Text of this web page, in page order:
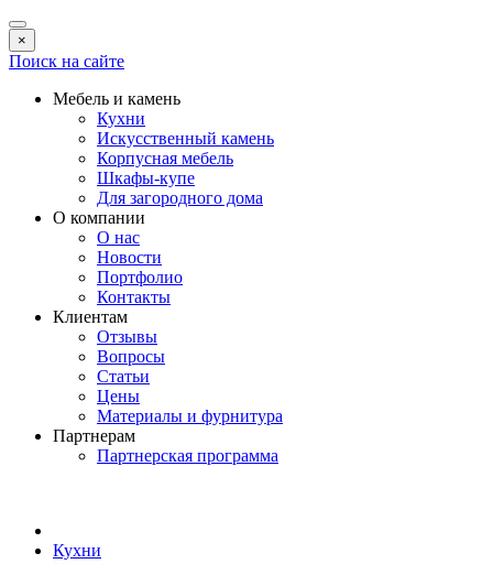
×
Поиск на сайте
Мебель и камень
Кухни
Искусственный камень
Корпусная мебель
Шкафы-купе
Для загородного дома
О компании
О нас
Новости
Портфолио
Контакты
Клиентам
Отзывы
Вопросы
Статьи
Цены
Материалы и фурнитура
Партнерам
Партнерская программа
Кухни